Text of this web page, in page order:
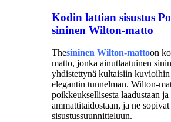
Kodin lattian sisustus
sininen Wilton-matto
Thesininen Wilton-mattoon
matto, jonka ainutlaatuinen
yhdistettynä kultaisiin kuvioihin
elegantin tunnelman. Wilton-
poikkeuksellisesta laadustaan ​​ja
ammattitaidostaan, ja ne
sisustussuunnitteluun.